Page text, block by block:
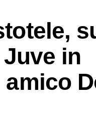
in